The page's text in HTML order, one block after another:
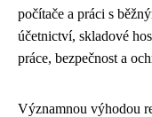
počítače a práci s
účetnictví, skladové
práce, bezpečnost a
Významnou výhodou